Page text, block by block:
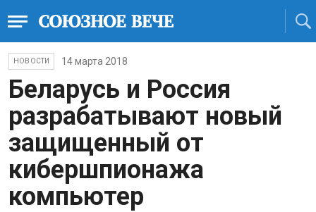
НОВОСТИ 14 марта 2018
Беларусь и Россия
разрабатывают новый
защищенный от
кибершпионажа
компьютер